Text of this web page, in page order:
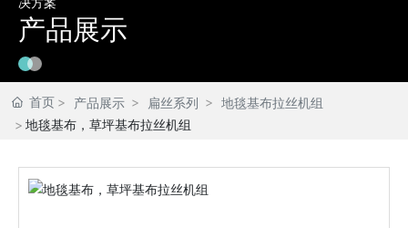
产品展示
首页 产品展示 扁丝系列
地毯基布拉丝机组
地毯基布，草坪基布拉丝机组